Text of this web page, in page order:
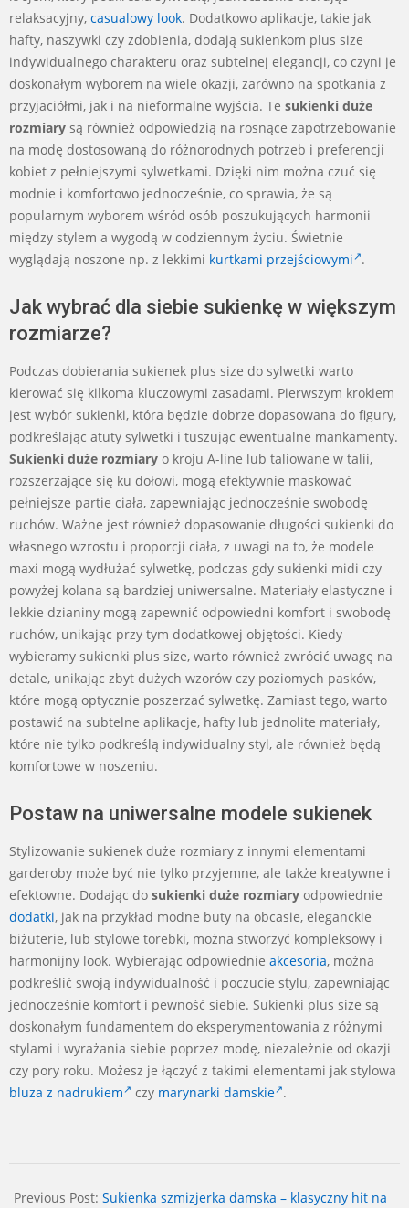
relaksacyjny, casualowy look. Dodatkowo aplikacje, takie jak
hafty, naszywki czy zdobienia, dodają sukienkom plus size
indywidualnego charakteru oraz subtelnej elegancji, co czyni je
doskonałym wyborem na wiele okazji, zarówno na spotkania z
przyjaciółmi, jak i na nieformalne wyjścia. Te sukienki duże
rozmiary są również odpowiedzią na rosnące zapotrzebowanie
na modę dostosowaną do różnorodnych potrzeb i preferencji
kobiet z pełniejszymi sylwetkami. Dzięki nim można czuć się
modnie i komfortowo jednocześnie, co sprawia, że są
popularnym wyborem wśród osób poszukujących harmonii
między stylem a wygodą w codziennym życiu. Świetnie
wyglądają noszone np. z lekkimi kurtkami przejściowymi .
Jak wybrać dla siebie sukienkę w większym
rozmiarze?
Podczas dobierania sukienek plus size do sylwetki warto
kierować się kilkoma kluczowymi zasadami. Pierwszym krokiem
jest wybór sukienki, która będzie dobrze dopasowana do figury,
podkreślając atuty sylwetki i tuszując ewentualne mankamenty.
Sukienki duże rozmiary o kroju A-line lub taliowane w talii,
rozszerzające się ku dołowi, mogą efektywnie maskować
pełniejsze partie ciała, zapewniając jednocześnie swobodę
ruchów. Ważne jest również dopasowanie długości sukienki do
własnego wzrostu i proporcji ciała, z uwagi na to, że modele
maxi mogą wydłużać sylwetkę, podczas gdy sukienki midi czy
powyżej kolana są bardziej uniwersalne. Materiały elastyczne i
lekkie dzianiny mogą zapewnić odpowiedni komfort i swobodę
ruchów, unikając przy tym dodatkowej objętości. Kiedy
wybieramy sukienki plus size, warto również zwrócić uwagę na
detale, unikając zbyt dużych wzorów czy poziomych pasków,
które mogą optycznie poszerzać sylwetkę. Zamiast tego, warto
postawić na subtelne aplikacje, hafty lub jednolite materiały,
które nie tylko podkreślą indywidualny styl, ale również będą
komfortowe w noszeniu.
Postaw na uniwersalne modele sukienek
Stylizowanie sukienek duże rozmiary z innymi elementami
garderoby może być nie tylko przyjemne, ale także kreatywne i
efektowne. Dodając do sukienki duże rozmiary odpowiednie
dodatki, jak na przykład modne buty na obcasie, eleganckie
biżuterie, lub stylowe torebki, można stworzyć kompleksowy i
harmonijny look. Wybierając odpowiednie akcesoria, można
podkreślić swoją indywidualność i poczucie stylu, zapewniając
jednocześnie komfort i pewność siebie. Sukienki plus size są
doskonałym fundamentem do eksperymentowania z różnymi
stylami i wyrażania siebie poprzez modę, niezależnie od okazji
czy pory roku. Możesz je łączyć z takimi elementami jak stylowa
bluza z nadrukiem
czy marynarki damskie .
07-
Previous Post: Sukienka szmizjerka damska – klasyczny hit na